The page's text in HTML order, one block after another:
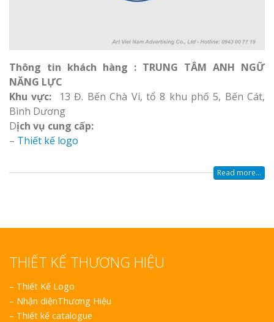
Thông tin khách hàng : TRUNG TÂM ANH NGỮ
NĂNG LỰC
Khu vực:
13 Đ. Bến Chà Vi, tổ 8 khu phố 5, Bến Cát,
Bình Dương
Dịch vụ cung cấp:
– Thiết kế logo
Read more...
THIẾT KẾ THƯƠNG HIỆU
– Thiết Kế Logo
– Nhận diệnThương Hiệu
– Thiết kế catalogue